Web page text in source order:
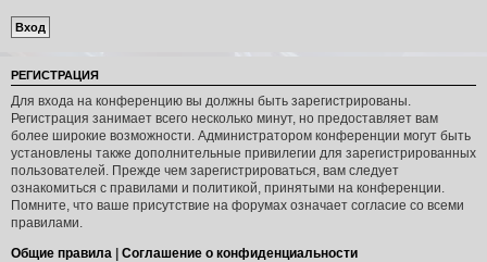
РЕГИСТРАЦИЯ
Для входа на конференцию вы должны быть зарегистрированы.
Регистрация занимает всего несколько минут, но предоставляет вам
более широкие возможности. Администратором конференции могут быть
установлены также дополнительные привилегии для зарегистрированных
пользователей. Прежде чем зарегистрироваться, вам следует
ознакомиться с правилами и политикой, принятыми на конференции.
Помните, что ваше присутствие на форумах означает согласие со всеми
правилами.
Общие правила | Соглашение о конфиденциальности